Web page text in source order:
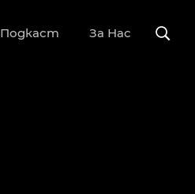
Подкаст За Нас